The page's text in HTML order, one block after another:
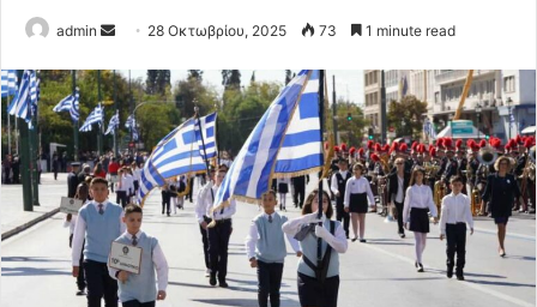
admin
Send
email
28 Οκτωβρίου, 2025 73 1 minute read